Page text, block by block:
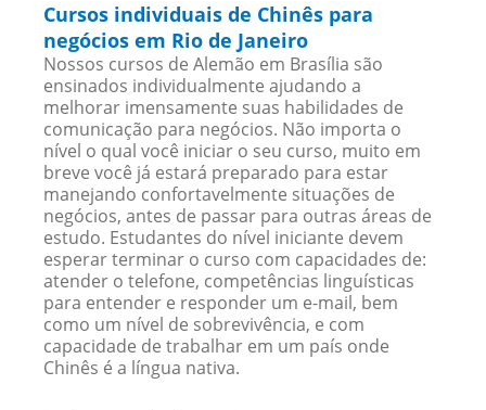
Cursos individuais de Chinês para
negócios em Rio de Janeiro
Nossos cursos de Alemão em Brasília são
ensinados individualmente ajudando a
melhorar imensamente suas habilidades de
comunicação para negócios. Não importa o
nível o qual você iniciar o seu curso, muito em
breve você já estará preparado para estar
manejando confortavelmente situações de
negócios, antes de passar para outras áreas de
estudo. Estudantes do nível iniciante devem
esperar terminar o curso com capacidades de:
atender o telefone, competências linguísticas
para entender e responder um e-mail, bem
como um nível de sobrevivência, e com
capacidade de trabalhar em um país onde
Chinês é a língua nativa.